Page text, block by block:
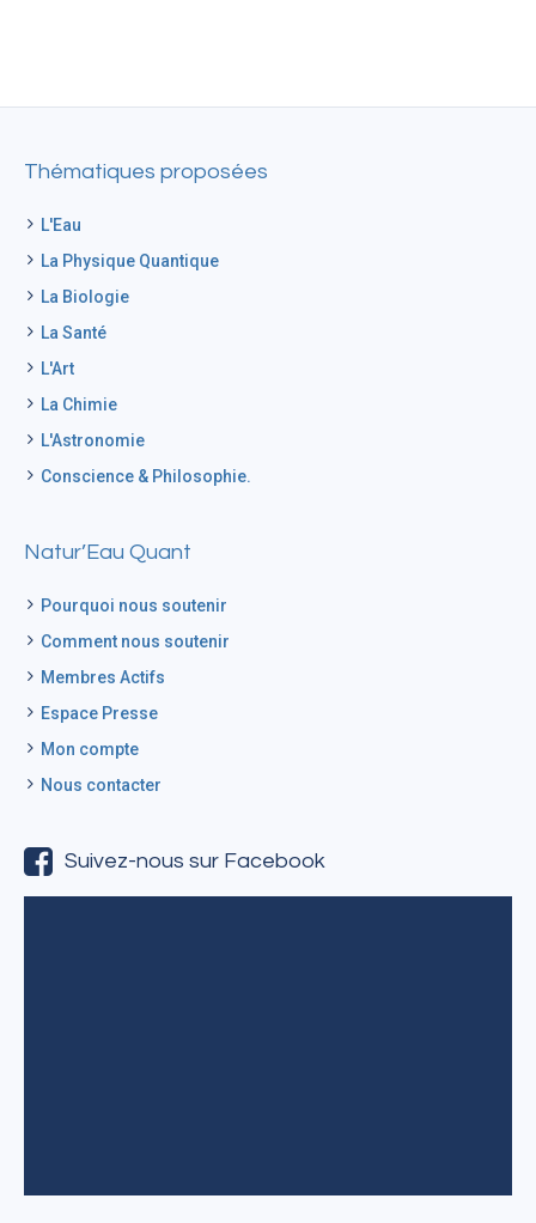
Thématiques proposées
L'Eau
La Physique Quantique
La Biologie
La Santé
L'Art
La Chimie
L'Astronomie
Conscience & Philosophie.
Natur’Eau Quant
Pourquoi nous soutenir
Comment nous soutenir
Membres Actifs
Espace Presse
Mon compte
Nous contacter
Suivez-nous sur Facebook